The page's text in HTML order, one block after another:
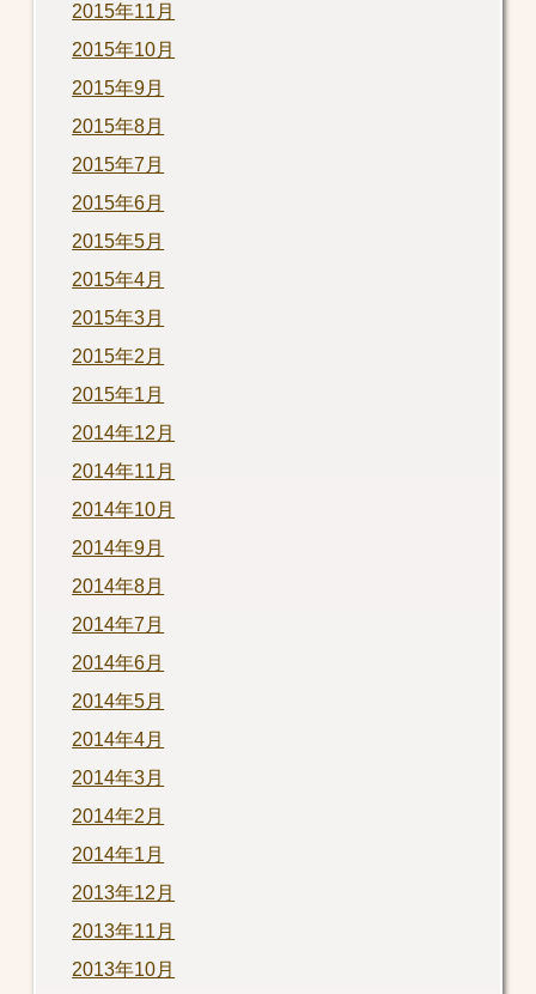
2015年11月
2015年10月
2015年9月
2015年8月
2015年7月
2015年6月
2015年5月
2015年4月
2015年3月
2015年2月
2015年1月
2014年12月
2014年11月
2014年10月
2014年9月
2014年8月
2014年7月
2014年6月
2014年5月
2014年4月
2014年3月
2014年2月
2014年1月
2013年12月
2013年11月
2013年10月